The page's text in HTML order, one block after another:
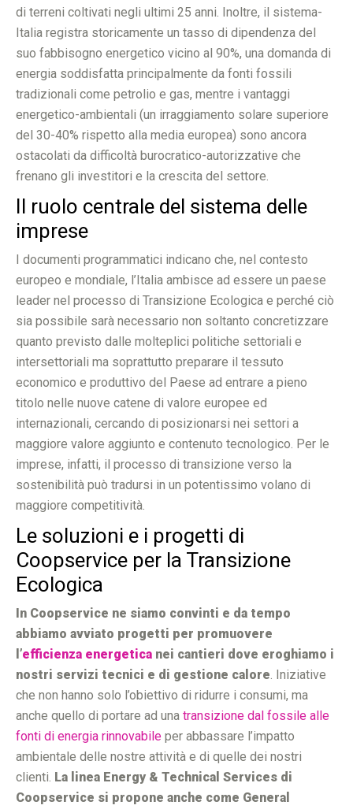
di terreni coltivati negli ultimi 25 anni. Inoltre, il sistema-
Italia registra storicamente un tasso di dipendenza del
suo fabbisogno energetico vicino al 90%, una domanda di
energia soddisfatta principalmente da fonti fossili
tradizionali come petrolio e gas, mentre i vantaggi
energetico-ambientali (un irraggiamento solare superiore
del 30-40% rispetto alla media europea) sono ancora
ostacolati da difficoltà burocratico-autorizzative che
frenano gli investitori e la crescita del settore.
Il ruolo centrale del sistema delle
imprese
I documenti programmatici indicano che, nel contesto
europeo e mondiale, l’Italia ambisce ad essere un paese
leader nel processo di Transizione Ecologica e perché ciò
sia possibile sarà necessario non soltanto concretizzare
quanto previsto dalle molteplici politiche settoriali e
intersettoriali ma soprattutto preparare il tessuto
economico e produttivo del Paese ad entrare a pieno
titolo nelle nuove catene di valore europee ed
internazionali, cercando di posizionarsi nei settori a
maggiore valore aggiunto e contenuto tecnologico. Per le
imprese, infatti, il processo di transizione verso la
sostenibilità può tradursi in un potentissimo volano di
maggiore competitività.
Le soluzioni e i progetti di
Coopservice per la Transizione
Ecologica
In Coopservice ne siamo convinti e da tempo
abbiamo avviato progetti per promuovere
l’efficienza energetica nei cantieri dove eroghiamo i
nostri servizi tecnici e di gestione calore. Iniziative
che non hanno solo l’obiettivo di ridurre i consumi, ma
anche quello di portare ad una transizione dal fossile alle
fonti di energia rinnovabile per abbassare l’impatto
ambientale delle nostre attività e di quelle dei nostri
clienti. La linea Energy & Technical Services di
Coopservice si propone anche come General